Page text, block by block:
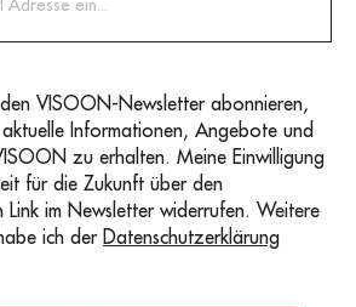
VISOON-Newsletter abonnieren,
Informationen, Angebote und
zu erhalten. Meine Einwilligung
für die Zukunft über den
Link im Newsletter widerrufen. Weitere
ich der Datenschutzerklärung